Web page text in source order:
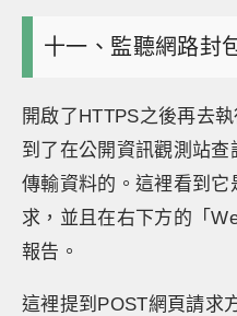
十一、監聽網路封
開啟了HTTPS之後再去
到了在公開資訊觀測站
傳輸資料的。這裡看到
求，並且在右下方的「
報告。
這裡提到POST網頁請求